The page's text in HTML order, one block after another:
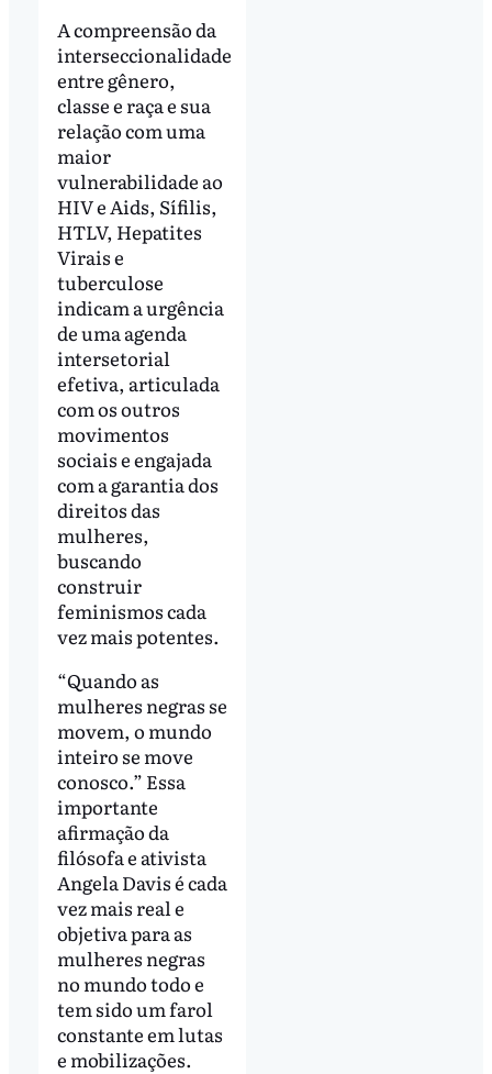
A compreensão da
interseccionalidade
entre gênero,
classe e raça e sua
relação com uma
maior
vulnerabilidade ao
HIV e Aids, Sífilis,
HTLV, Hepatites
Virais e
tuberculose
indicam a urgência
de uma agenda
intersetorial
efetiva, articulada
com os outros
movimentos
sociais e engajada
com a garantia dos
direitos das
mulheres,
buscando
construir
feminismos cada
vez mais potentes.
“Quando as
mulheres negras se
movem, o mundo
inteiro se move
conosco.” Essa
importante
afirmação da
filósofa e ativista
Angela Davis é cada
vez mais real e
objetiva para as
mulheres negras
no mundo todo e
tem sido um farol
constante em lutas
e mobilizações.